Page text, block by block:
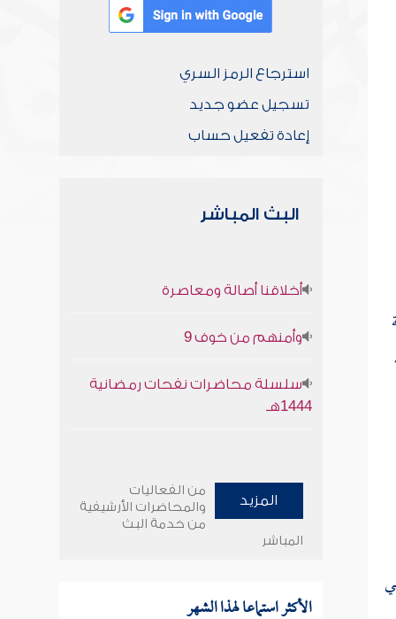
استرجاع الرمز السري
تسجيل عضو جديد
إعادة تفعيل حساب
البث المباشر
أخلاقنا أصالة ومعاصرة
وأمنهم من خوف 9
سلسلة محاضرات نفحات رمضانية
1444هـ
المزيد
من الفعاليات
والمحاضرات الأرشيفية
من خدمة البث
المباشر
الأكثر استماعا لهذا الشهر